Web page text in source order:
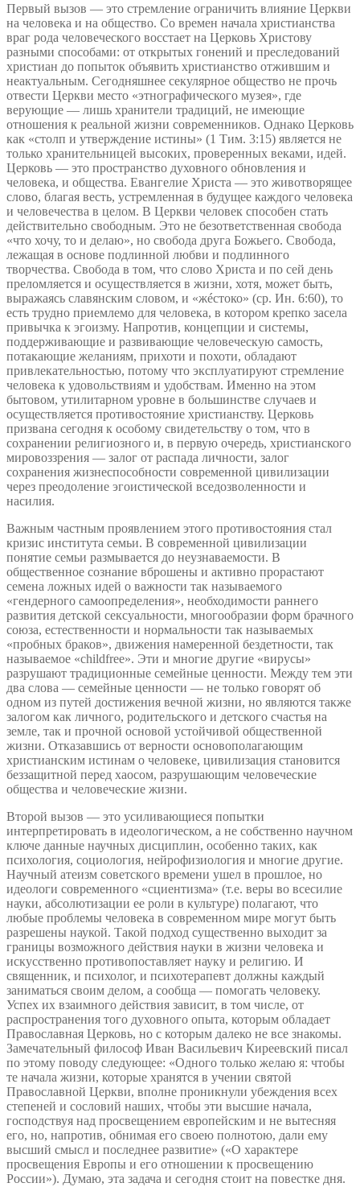
Первый вызов — это стремление ограничить влияние Церкви
на человека и на общество. Со времен начала христианства
враг рода человеческого восстает на Церковь Христову
разными способами: от открытых гонений и преследований
христиан до попыток объявить христианство отжившим и
неактуальным. Сегодняшнее секулярное общество не прочь
отвести Церкви место «этнографического музея», где
верующие — лишь хранители традиций, не имеющие
отношения к реальной жизни современников. Однако Церковь
как «столп и утверждение истины» (1 Тим. 3:15) является не
только хранительницей высоких, проверенных веками, идей.
Церковь — это пространство духовного обновления и
человека, и общества. Евангелие Христа — это животворящее
слово, благая весть, устремленная в будущее каждого человека
и человечества в целом. В Церкви человек способен стать
действительно свободным. Это не безответственная свобода
«что хочу, то и делаю», но свобода друга Божьего. Свобода,
лежащая в основе подлинной любви и подлинного
творчества. Свобода в том, что слово Христа и по сей день
преломляется и осуществляется в жизни, хотя, может быть,
выражаясь славянским словом, и «жéстоко» (ср. Ин. 6:60), то
есть трудно приемлемо для человека, в котором крепко засела
привычка к эгоизму. Напротив, концепции и системы,
поддерживающие и развивающие человеческую самость,
потакающие желаниям, прихоти и похоти, обладают
привлекательностью, потому что эксплуатируют стремление
человека к удовольствиям и удобствам. Именно на этом
бытовом, утилитарном уровне в большинстве случаев и
осуществляется противостояние христианству. Церковь
призвана сегодня к особому свидетельству о том, что в
сохранении религиозного и, в первую очередь, христианского
мировоззрения — залог от распада личности, залог
сохранения жизнеспособности современной цивилизации
через преодоление эгоистической вседозволенности и
насилия.
Важным частным проявлением этого противостояния стал
кризис института семьи. В современной цивилизации
понятие семьи размывается до неузнаваемости. В
общественное сознание вброшены и активно прорастают
семена ложных идей о важности так называемого
«гендерного самоопределения», необходимости раннего
развития детской сексуальности, многообразии форм брачного
союза, естественности и нормальности так называемых
«пробных браков», движения намеренной бездетности, так
называемое «childfree». Эти и многие другие «вирусы»
разрушают традиционные семейные ценности. Между тем эти
два слова — семейные ценности — не только говорят об
одном из путей достижения вечной жизни, но являются также
залогом как личного, родительского и детского счастья на
земле, так и прочной основой устойчивой общественной
жизни. Отказавшись от верности основополагающим
христианским истинам о человеке, цивилизация становится
беззащитной перед хаосом, разрушающим человеческие
общества и человеческие жизни.
Второй вызов — это усиливающиеся попытки
интерпретировать в идеологическом, а не собственно научном
ключе данные научных дисциплин, особенно таких, как
психология, социология, нейрофизиология и многие другие.
Научный атеизм советского времени ушел в прошлое, но
идеологи современного «сциентизма» (т.е. веры во всесилие
науки, абсолютизации ее роли в культуре) полагают, что
любые проблемы человека в современном мире могут быть
разрешены наукой. Такой подход существенно выходит за
границы возможного действия науки в жизни человека и
искусственно противопоставляет науку и религию. И
священник, и психолог, и психотерапевт должны каждый
заниматься своим делом, а сообща — помогать человеку.
Успех их взаимного действия зависит, в том числе, от
распространения того духовного опыта, которым обладает
Православная Церковь, но с которым далеко не все знакомы.
Замечательный философ Иван Васильевич Киреевский писал
по этому поводу следующее: «Одного только желаю я: чтобы
те начала жизни, которые хранятся в учении святой
Православной Церкви, вполне проникнули убеждения всех
степеней и сословий наших, чтобы эти высшие начала,
господствуя над просвещением европейским и не вытесняя
его, но, напротив, обнимая его своею полнотою, дали ему
высший смысл и последнее развитие» («О характере
просвещения Европы и его отношении к просвещению
России»). Думаю, эта задача и сегодня стоит на повестке дня.